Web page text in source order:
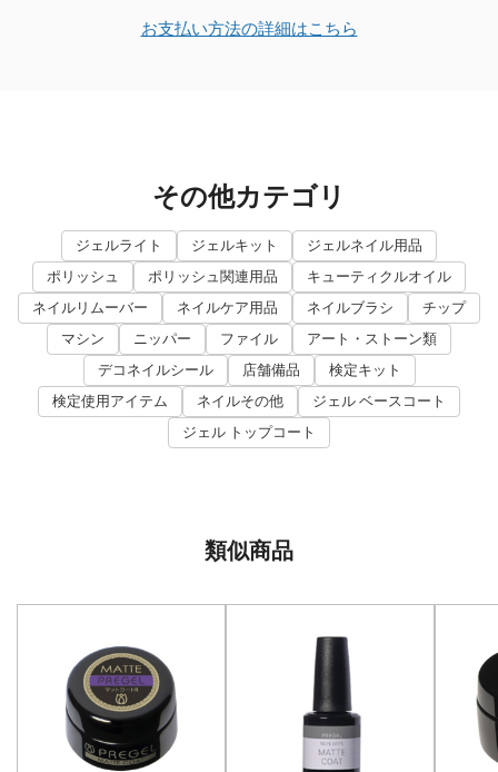
お支払い方法の詳細はこちら
その他カテゴリ
ジェルライト ジェルキット
ジェルネイル用品
ポリッシュ
ポリッシュ関連用品
キューティクルオイル
ネイルリムーバー
ネイルケア用品 ネイルブラシ
チップ
マシン
ニッパー ファイル
アート・ストーン類
デコネイルシール
店舗備品
検定キット
検定使用アイテム
ネイルその他
ジェル ベースコート
ジェル トップコート
類似商品